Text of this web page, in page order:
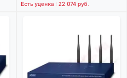
Есть уценка : 22 074 руб.